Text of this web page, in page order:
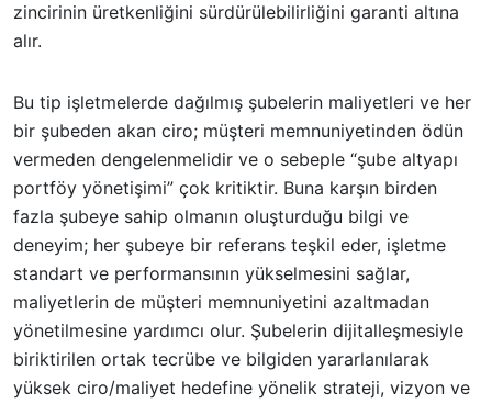
zincirinin üretkenliğini sürdürülebilirliğini garanti altına
alır.
Bu tip işletmelerde dağılmış şubelerin maliyetleri ve her
bir şubeden akan ciro; müşteri memnuniyetinden ödün
vermeden dengelenmelidir ve o sebeple “şube altyapı
portföy yönetişimi” çok kritiktir. Buna karşın birden
fazla şubeye sahip olmanın oluşturduğu bilgi ve
deneyim; her şubeye bir referans teşkil eder, işletme
standart ve performansının yükselmesini sağlar,
maliyetlerin de müşteri memnuniyetini azaltmadan
yönetilmesine yardımcı olur. Şubelerin dijitalleşmesiyle
biriktirilen ortak tecrübe ve bilgiden yararlanılarak
yüksek ciro/maliyet hedefine yönelik strateji, vizyon ve